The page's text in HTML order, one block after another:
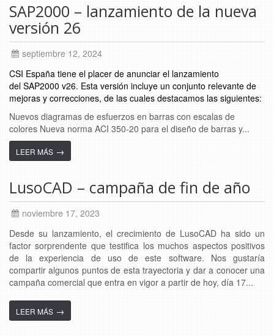
SAP2000 – lanzamiento de la nueva
versión 26
septiembre 12, 2024
CSI España tiene el placer de anunciar el lanzamiento
del SAP2000 v26. Esta versión incluye un conjunto relevante de
mejoras y correcciones, de las cuales destacamos las siguientes:
Nuevos diagramas de esfuerzos en barras con escalas de
colores Nueva norma ACI 350-20 para el diseño de barras y...
LEER MÁS →
LusoCAD – campaña de fin de año
noviembre 17, 2023
Desde su lanzamiento, el crecimiento de LusoCAD ha sido un
factor sorprendente que testifica los muchos aspectos positivos
de la experiencia de uso de este software. Nos gustaría
compartir algunos puntos de esta trayectoria y dar a conocer una
campaña comercial que entra en vigor a partir de hoy, día 17...
LEER MÁS →